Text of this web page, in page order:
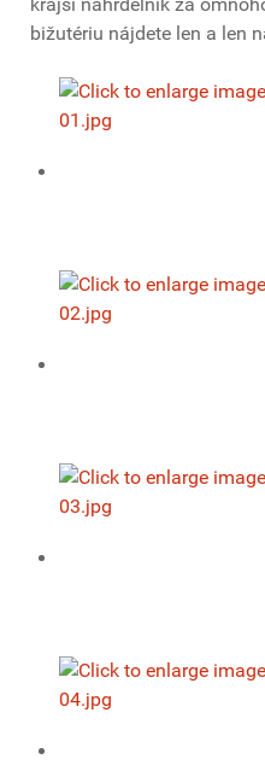
bižutériu nájdete len a len